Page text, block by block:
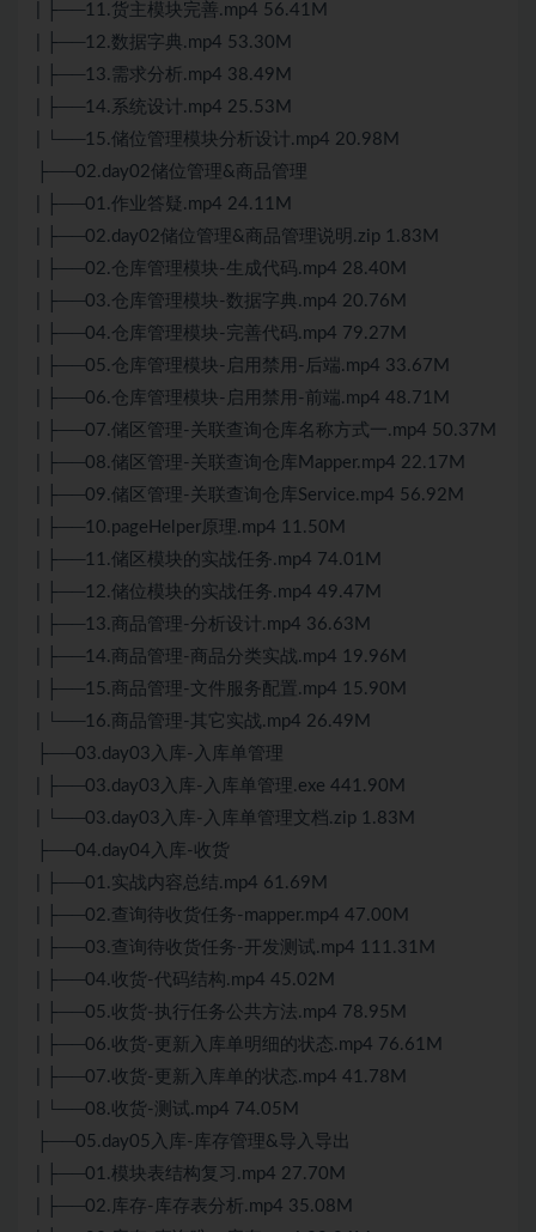
| ├──11.货主模块完善.mp4 56.41M
| ├──12.数据字典.mp4 53.30M
| ├──13.需求分析.mp4 38.49M
| ├──14.系统设计.mp4 25.53M
| └──15.储位管理模块分析设计.mp4 20.98M
├──02.day02储位管理&商品管理
| ├──01.作业答疑.mp4 24.11M
| ├──02.day02储位管理&商品管理说明.zip 1.83M
| ├──02.仓库管理模块-生成代码.mp4 28.40M
| ├──03.仓库管理模块-数据字典.mp4 20.76M
| ├──04.仓库管理模块-完善代码.mp4 79.27M
| ├──05.仓库管理模块-启用禁用-后端.mp4 33.67M
| ├──06.仓库管理模块-启用禁用-前端.mp4 48.71M
| ├──07.储区管理-关联查询仓库名称方式一.mp4 50.37M
| ├──08.储区管理-关联查询仓库Mapper.mp4 22.17M
| ├──09.储区管理-关联查询仓库Service.mp4 56.92M
| ├──10.pageHelper原理.mp4 11.50M
| ├──11.储区模块的实战任务.mp4 74.01M
| ├──12.储位模块的实战任务.mp4 49.47M
| ├──13.商品管理-分析设计.mp4 36.63M
| ├──14.商品管理-商品分类实战.mp4 19.96M
| ├──15.商品管理-文件服务配置.mp4 15.90M
| └──16.商品管理-其它实战.mp4 26.49M
├──03.day03入库-入库单管理
| ├──03.day03入库-入库单管理.exe 441.90M
| └──03.day03入库-入库单管理文档.zip 1.83M
├──04.day04入库-收货
| ├──01.实战内容总结.mp4 61.69M
| ├──02.查询待收货任务-mapper.mp4 47.00M
| ├──03.查询待收货任务-开发测试.mp4 111.31M
| ├──04.收货-代码结构.mp4 45.02M
| ├──05.收货-执行任务公共方法.mp4 78.95M
| ├──06.收货-更新入库单明细的状态.mp4 76.61M
| ├──07.收货-更新入库单的状态.mp4 41.78M
| └──08.收货-测试.mp4 74.05M
├──05.day05入库-库存管理&导入导出
| ├──01.模块表结构复习.mp4 27.70M
| ├──02.库存-库存表分析.mp4 35.08M